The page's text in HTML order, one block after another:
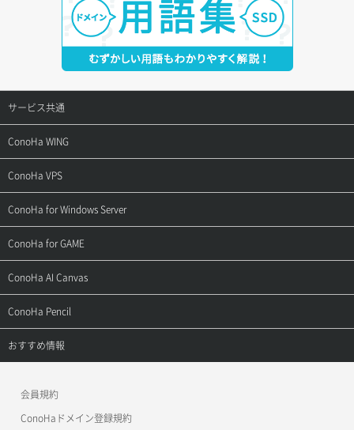
サービス共通
サポートトップ
ご契約・お支払い
用語集
お問い合わせ
ConoHa WING
サポートトップ
ご利用ガイド
お乗り換えガイド
よくある質問
ConoHa VPS
サポートトップ
ご利用ガイド
APIドキュメントVPS2.0
APIドキュメントVPS3.0
ConoHa for Windows Server
サポートトップ
ご利用ガイド
APIドキュメントVPS2.0
APIドキュメントVPS3.0
ConoHa for GAME
サポートトップ
ご利用ガイド
ConoHa AI Canvas
サポートトップ
ご利用ガイド
ConoHa Pencil
サポートトップ
おすすめ情報
会員規約
ConoHaドメイン登録規約